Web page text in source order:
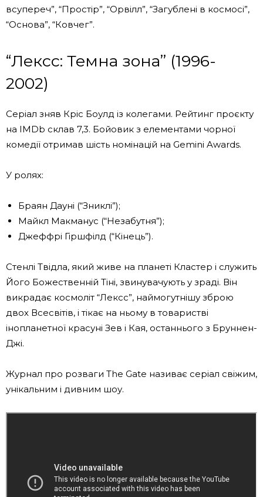
всупереч”, “Простір”, “Орвілл”, “Загублені в космосі”,
“Основа”, “Ковчег”.
“Лексс: Темна зона” (1996-
2002)
Серіал зняв Кріс Боулд із колегами. Рейтинг проєкту
на IMDb склав 7,3. Бойовик з елементами чорної
комедії отримав шість номінацій на Gemini Awards.
У ролях:
Браян Дауні (“Зниклі”);
Майкл Макманус (“Незабутня”);
Джеффрі Гіршфілд (“Кінець”).
Стенлі Твідла, який живе на планеті Кластер і служить
Його Божественній Тіні, звинувачують у зраді. Він
викрадає космоліт “Лексс”, наймогутнішу зброю
двох Всесвітів, і тікає на ньому в товаристві
інопланетної красуні Зев і Кая, останнього з Бруннен-
Джі.
Журнал про розваги The Gate називає серіал свіжим,
унікальним і дивним шоу.